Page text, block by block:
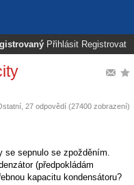
Přihlásit Registrovat
, 27 odpovědí (27400 zobrazení)
se sepnulo se zpožděním.
(předpokládám
kapacitu kondensátoru?